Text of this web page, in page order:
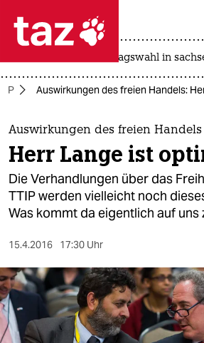
 taz zahl ich
taz zahl ich
themen
politik
öko
sport
berlin
landtagswahl in
Auswirkungen des freien Handels:
Auswirkungen des freien Handels
Herr Lange ist
Die Verhandlungen über das
TTIP werden vielleicht noch
Was kommt da eigentlich auf uns
15.4.2016 17:30 Uhr